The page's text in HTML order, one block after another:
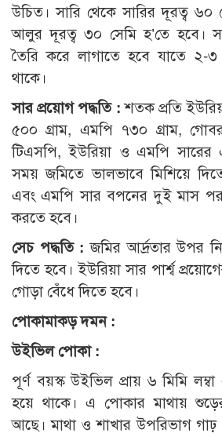
উচিত। সারি থেকে সারির দূরত্ব
আলুর দূরত্ব ৩০ সেমি হ’তে হবে।
তৈরি করে লাগাতে হবে যাতে ২-৩
থাকে।
সার প্রয়োগ পদ্ধতি :শতক প্রতি
৫০০ গ্রাম, এমপি ৭৩০ গ্রাম,
টিএসপি, ইউরিয়া ও এমপি সারের
সময় জমিতে ভালভাবে মিশিয়ে
এবং এমপি সার বপনের দুই মাস পর
করতে হবে।
সেচ পদ্ধতি : জমির আর্দ্রতার উপর
দিতে হবে। ইউরিয়া সার পার্শ্ব
গোড়া বেঁধে দিতে হবে।
পোকামাকড় দমন :
উইভিল পোকা :
পূর্ণ বয়স্ক উইভিল প্রায় ৬ মিমি
হয়ে থাকে। এ পোকার মাথায়
আছে। মাথা ও শাখার উপরিভাগ